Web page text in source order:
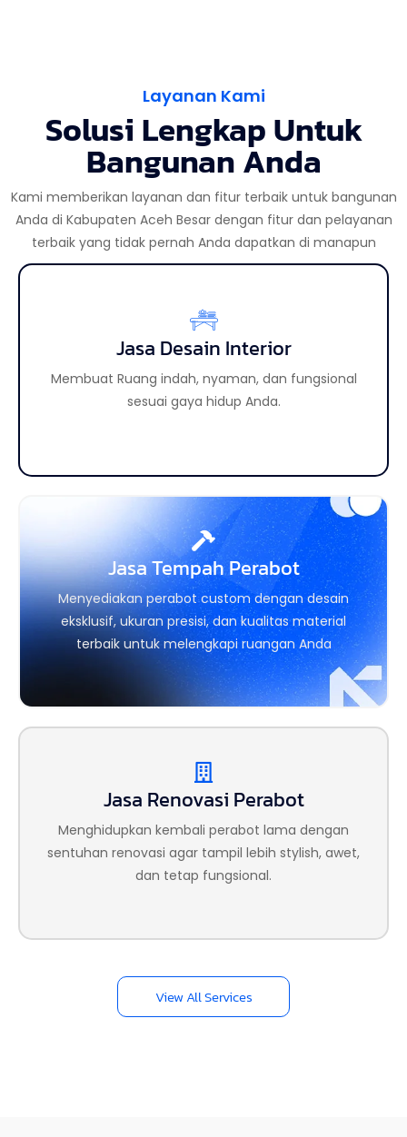
Layanan Kami
Solusi Lengkap Untuk
Bangunan Anda
Kami memberikan layanan dan fitur terbaik untuk bangunan
Anda di Kabupaten Aceh Besar dengan fitur dan pelayanan
terbaik yang tidak pernah Anda dapatkan di manapun
Jasa Desain Interior
Membuat Ruang indah, nyaman, dan fungsional
sesuai gaya hidup Anda.
Jasa Desain Eksterior
Membuat tampilan luar bangunan lebih aesthetic
sehingga meningkatkan daya tarik properti Anda.
Jasa Tempah Perabot
Menyediakan perabot custom dengan desain
eksklusif, ukuran presisi, dan kualitas material
terbaik untuk melengkapi ruangan Anda
Jasa Custom Perabot
Memberikan kebebasan penuh untuk mewujudkan
interior sesuai selera, mulai dari konsep, material,
hingga detail finishing.
Jasa Renovasi Perabot
Menghidupkan kembali perabot lama dengan
sentuhan renovasi agar tampil lebih stylish, awet,
dan tetap fungsional.
Jasa Renovasi Bangunan
Mengubah dan memperbarui bangunan lama
menjadi lebih segar, modern, dan sesuai standar
kebutuhan masa kini.
View All Services